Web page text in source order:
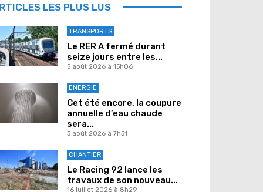
LES PLUS LUS
TRANSPORTS
Le RER A fermé durant
seize jours entre les...
5 août 2026 à 15h06
ENERGIE
Cet été encore, la coupure
annuelle d’eau chaude
sera...
3 août 2026 à 7h51
CHANTIER
Le Racing 92 lance les
travaux de son nouveau...
16 juillet 2026 à 8h29